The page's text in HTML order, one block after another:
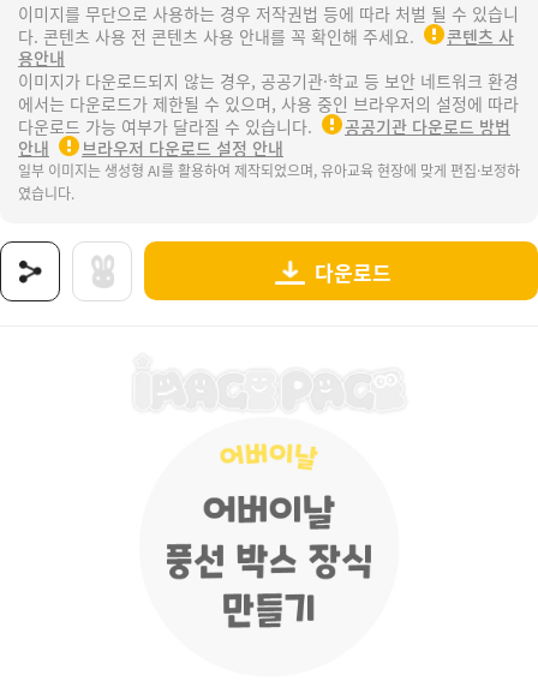
이미지를 무단으로 사용하는 경우 저작권법 등에 따라 처벌 될 수 있습니
다. 콘텐츠 사용 전 콘텐츠 사용 안내를 꼭 확인해 주세요.
콘텐츠 사
용안내
이미지가 다운로드되지 않는 경우, 공공기관·학교 등 보안 네트워크 환경
에서는 다운로드가 제한될 수 있으며, 사용 중인 브라우저의 설정에 따라
다운로드 가능 여부가 달라질 수 있습니다.
공공기관 다운로드 방법
안내
브라우저 다운로드 설정 안내
일부 이미지는 생성형 AI를 활용하여 제작되었으며, 유아교육 현장에 맞게 편집·보정하
였습니다.
다운로드
태그 : 어버이날풍선박스장식만들기, 어버이날, 어버이날행사, 어버이날도안, 어버이날활
추가 설명 : 해당 상품에 대한 상세 정보는 이미지로 제공됩니다.